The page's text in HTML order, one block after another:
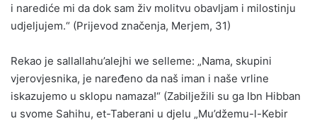
i narediće mi da dok sam živ molitvu obavljam i milostinju
udjeljujem.“ (Prijevod značenja, Merjem, 31)
Rekao je sallallahu’alejhi we selleme: „Nama, skupini
vjerovjesnika, je naređeno da naš iman i naše vrline
iskazujemo u sklopu namaza!“ (Zabilježili su ga Ibn Hibban
u svome Sahihu, et-Taberani u djelu „Mu’džemu-l-Kebir